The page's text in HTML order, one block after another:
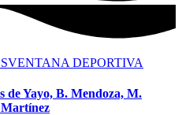
VENTANA DEPORTIVA
de Yayo, B. Mendoza, M.